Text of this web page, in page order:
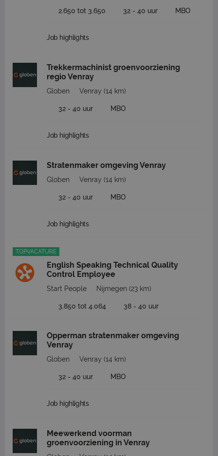
2.650 tot 3.650 32 - 40 uur MBO
Job highlights
Trekkermachinist groenvoorziening
regio Venray
Globen Venray (14 km)
32 - 40 uur MBO
Job highlights
Stratenmaker omgeving Venray
Globen Venray (14 km)
32 - 40 uur MBO
Job highlights
TOPVACATURE
English Speaking Technical Quality
Control Employee
Start People Nijmegen (23 km)
3.850 tot 4.064 38 - 40 uur
Opperman stratenmaker omgeving
Venray
Globen Venray (14 km)
32 - 40 uur MBO
Job highlights
Meewerkend voorman
groenvoorziening in Venray